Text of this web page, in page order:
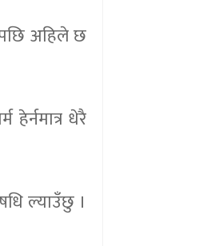
अहिले छ
धेरै
ल्याउँछु ।